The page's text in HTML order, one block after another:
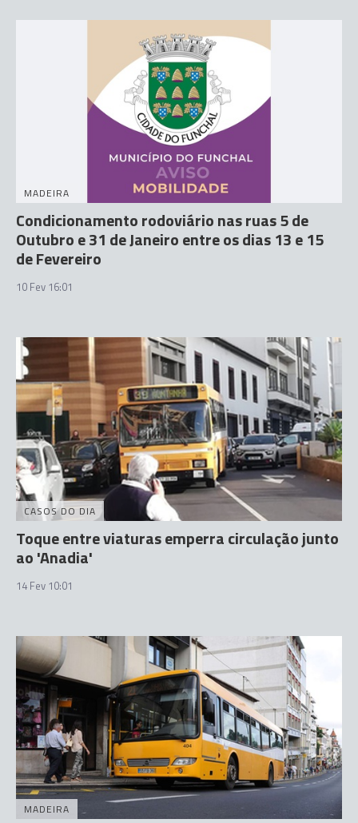
MADEIRA
Condicionamento rodoviário nas ruas 5 de
Outubro e 31 de Janeiro entre os dias 13 e 15
de Fevereiro
10 Fev 16:01
CASOS DO DIA
Toque entre viaturas emperra circulação junto
ao 'Anadia'
14 Fev 10:01
MADEIRA